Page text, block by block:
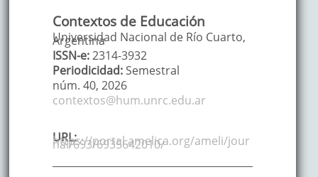
Contextos de Educación
Universidad Nacional de Río Cuarto,
Argentina
ISSN-e:2314-3932
Periodicidad: Semestral
núm. 40, 2026
contextos@hum.unrc.edu.ar
URL:
https://portal.amelica.org/ameli/jour
nal/693/6935642010/